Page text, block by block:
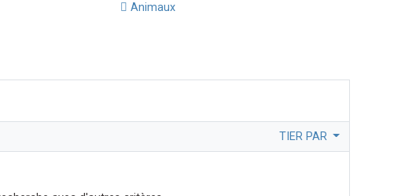
Animaux
TIER PAR